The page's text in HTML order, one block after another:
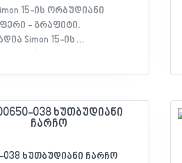
15-ის ორბუდიანი
- გრაფიტი.
Simon 15-ის
ჩარჩო - მასალა:
- ფერი:
- დაცულობა IP: 20 -
038 ხუთბუდიანი ჩარჩო